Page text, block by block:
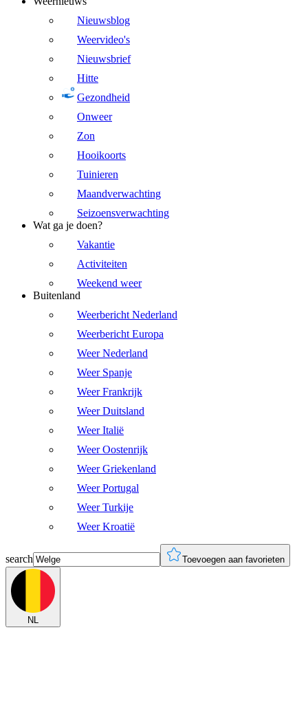
Nieuwsblog
Weervideo's
Nieuwsbrief
Hitte
Gezondheid
Onweer
Zon
Hooikoorts
Tuinieren
Maandverwachting
Seizoensverwachting
Wat ga je doen?
Vakantie
Activiteiten
Weekend weer
Buitenland
Weerbericht Nederland
Weerbericht Europa
Weer Nederland
Weer Spanje
Weer Frankrijk
Weer Duitsland
Weer Italië
Weer Oostenrijk
Weer Griekenland
Weer Portugal
Weer Turkije
Weer Kroatië
search Toevoegen aan favorieten
NL